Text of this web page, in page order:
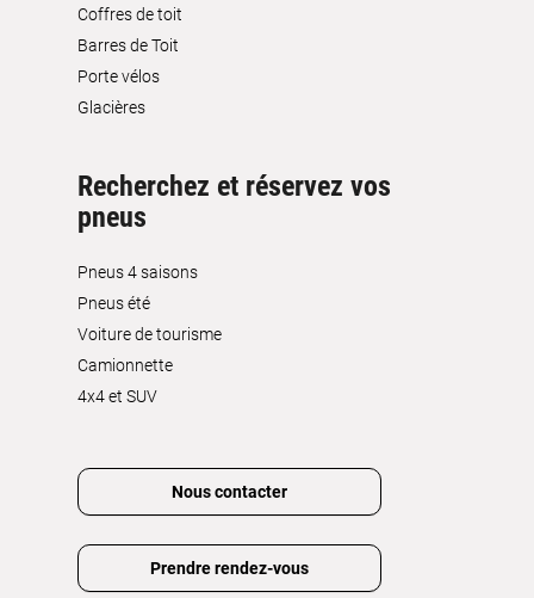
Coffres de toit
Barres de Toit
Porte vélos
Glacières
Recherchez et réservez vos
pneus
Pneus 4 saisons
Pneus été
Voiture de tourisme
Camionnette
4x4 et SUV
Nous contacter
Prendre rendez-vous